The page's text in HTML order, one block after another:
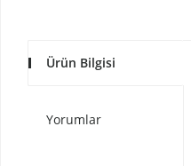
Ürün Bilgisi
Yorumlar